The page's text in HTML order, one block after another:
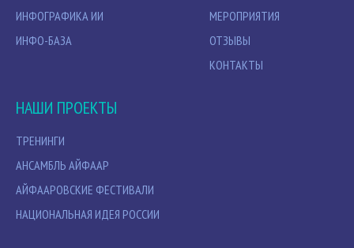
ИНФОГРАФИКА ИИ
ИНФО-БАЗА
МЕРОПРИЯТИЯ
ОТЗЫВЫ
КОНТАКТЫ
НАШИ ПРОЕКТЫ
ТРЕНИНГИ
АНСАМБЛЬ АЙФААР
АЙФААРОВСКИЕ ФЕСТИВАЛИ
НАЦИОНАЛЬНАЯ ИДЕЯ РОССИИ